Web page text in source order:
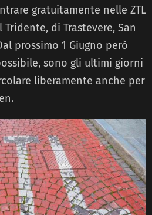
gratuitamente nelle ZTL
di Trastevere, San
prossimo 1 Giugno però
sono gli ultimi giorni
liberamente anche per